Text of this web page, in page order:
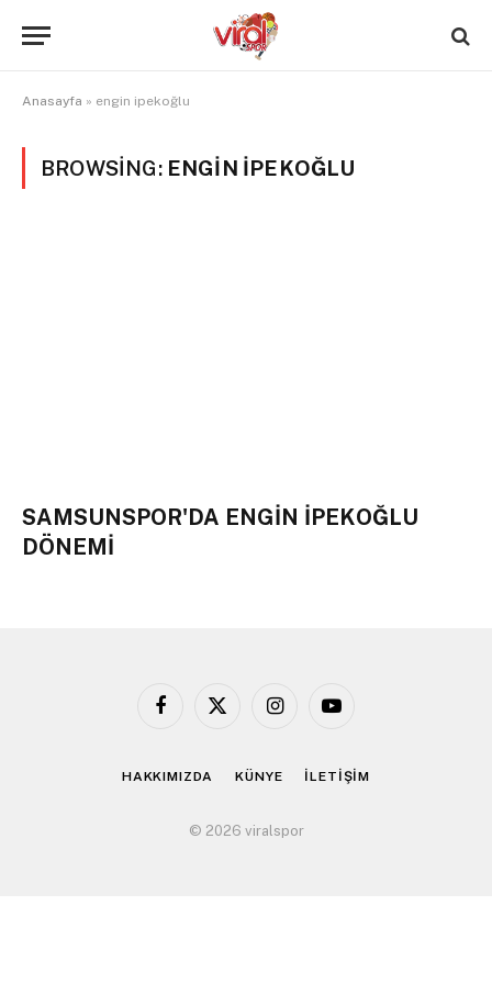
Anasayfa » engin ipekoğlu
BROWSING: ENGIN IPEKOĞLU
SAMSUNSPOR'DA ENGİN İPEKOĞLU
DÖNEMİ
Facebook
X
InstagramYouTube
HAKKIMIZDA KÜNYE İLETİŞİM
© 2026 viralspor